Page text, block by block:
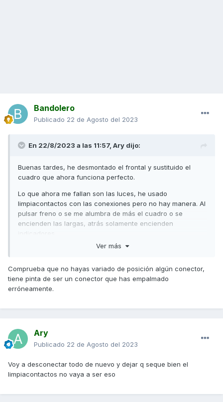
Bandolero
Publicado 22 de Agosto del 2023
En 22/8/2023 a las 11:57, Ary dijo:
Buenas tardes, he desmontado el frontal y sustituido el
cuadro que ahora funciona perfecto.
Lo que ahora me fallan son las luces, he usado
limpiacontactos con las conexiones pero no hay manera. Al
pulsar freno o se me alumbra de más el cuadro o se
encienden las largas, atrás solamente encienden
indicadores.
Parece que los conectores a los faros andan un poco mal
funciona el intermitente izquierdo delantero o no.
He desconectado el cuadro nuevo por si el problema
Ver más
Comprueba que no hayas variado de posición algún conector,
tiene pinta de ser un conector que has empalmado
erróneamente.
Ary
Publicado 22 de Agosto del 2023
Voy a desconectar todo de nuevo y dejar q seque bien el
limpiacontactos no vaya a ser eso